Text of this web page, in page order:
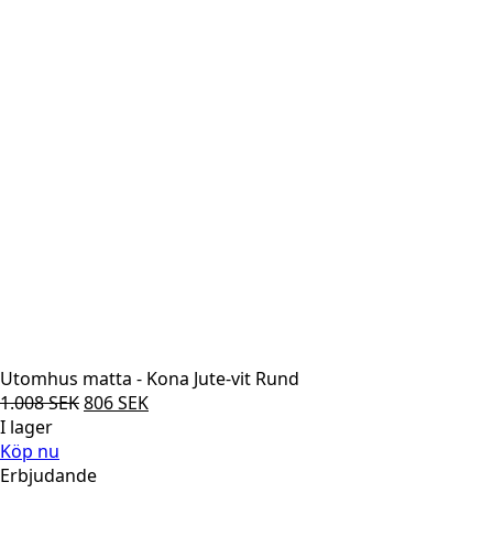
Utomhus matta - Kona Jute-vit Rund
1.008SEKDet
var:
806SEKDet
I lager
Köp nu
Erbjudande